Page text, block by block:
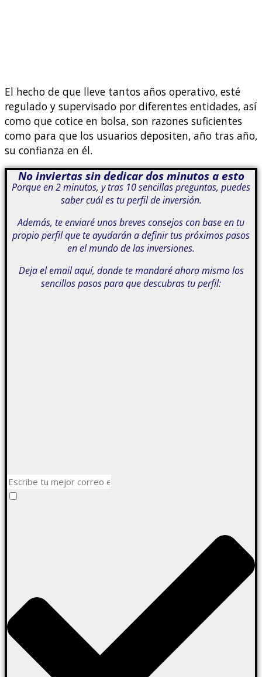
El hecho de que lleve tantos años operativo, esté
regulado y supervisado por diferentes entidades, así
como que cotice en bolsa, son razones suficientes
como para que los usuarios depositen, año tras año,
su confianza en él.
No inviertas sin dedicar dos minutos a esto
Porque en 2 minutos, y tras 10 sencillas preguntas, puedes
saber cuál es tu perfil de inversión.
Además, te enviaré unos breves consejos con base en tu
propio perfil que te ayudarán a definir tus próximos pasos
en el mundo de las inversiones.
Deja el email aquí, donde te mandaré ahora mismo los
sencillos pasos para que descubras tu perfil: